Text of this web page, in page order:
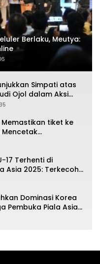
Berlaku, Meutya:
Simpati atas
Ojol dalam Aksi
tiket ke
Mencetak
atas Yaman 4-1 di
17 Terhenti di
Asia 2025: Terkecoh
Dominasi Korea
Pembuka Piala Asia